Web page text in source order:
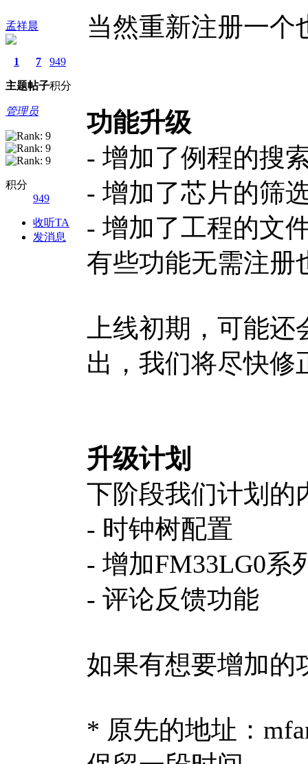
孟祥晨
1
主题
7
帖子
949
积分
管理员
积分
949
收听TA
发消息
当然重新注册一个
功能升级
- 增加了例程的搜
- 增加了芯片的筛
- 增加了工程的文
有些功能无需注册
上线初期，可能
出，我们将尽快修
升级计划
下阶段我们计划的
- 时钟树配置
- 增加FM33LG0系
- 评论反馈功能
如果有想要增加的
* 原先的地址：